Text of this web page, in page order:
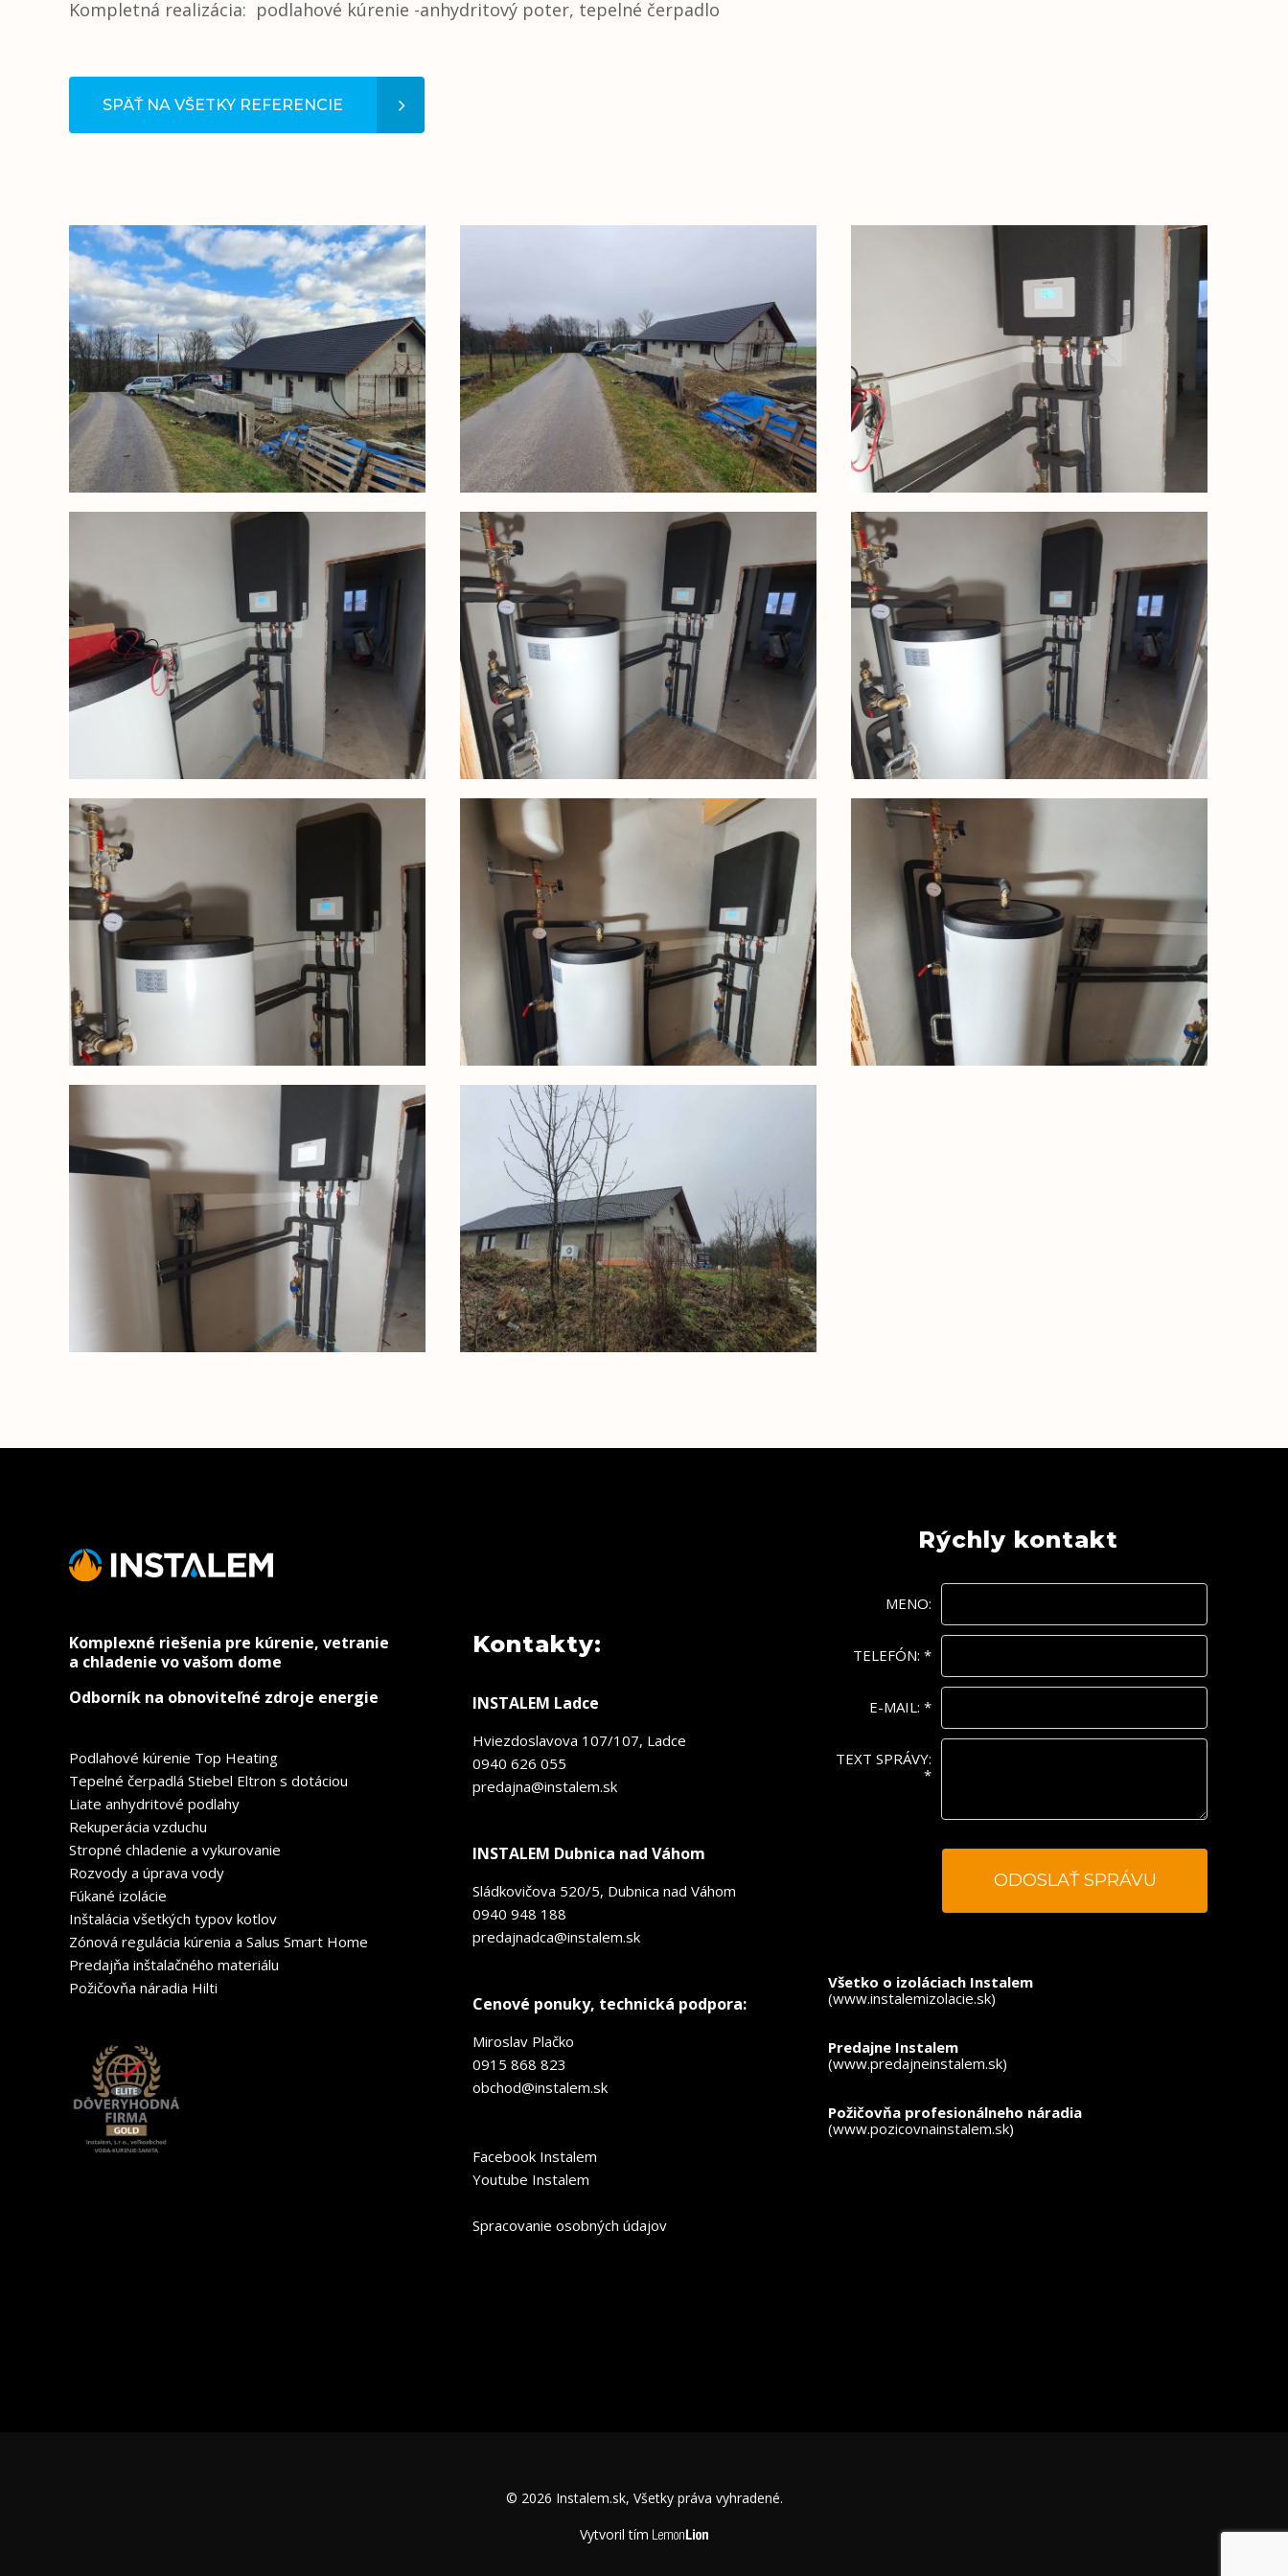
Kompletná realizácia: podlahové kúrenie -anhydritový poter, tepelné čerpadlo
SPÄŤ NA VŠETKY REFERENCIE
Komplexné riešenia pre kúrenie, vetranie
a chladenie vo vašom dome
Odborník na obnoviteľné zdroje energie
Podlahové kúrenie Top Heating
Tepelné čerpadlá Stiebel Eltron s dotáciou
Liate anhydritové podlahy
Rekuperácia vzduchu
Stropné chladenie a vykurovanie
Rozvody a úprava vody
Fúkané izolácie
Inštalácia všetkých typov kotlov
Zónová regulácia kúrenia a Salus Smart Home
Predajňa inštalačného materiálu
Požičovňa náradia Hilti
Kontakty:
INSTALEM Ladce
Hviezdoslavova 107/107, Ladce
0940 626 055
predajna@instalem.sk
INSTALEM Dubnica nad Váhom
Sládkovičova 520/5, Dubnica nad Váhom
0940 948 188
predajnadca@instalem.sk
Cenové ponuky, technická podpora:
Miroslav Plačko
0915 868 823
obchod@instalem.sk
Facebook Instalem
Youtube Instalem
Spracovanie osobných údajov
Rýchly kontakt
MENO:
TELEFÓN: *
E-MAIL: *
TEXT SPRÁVY:
*
Všetko o izoláciach Instalem
(www.instalemizolacie.sk)
Predajne Instalem
(www.predajneinstalem.sk)
Požičovňa profesionálneho náradia
(www.pozicovnainstalem.sk)
© 2026 Instalem.sk, Všetky práva vyhradené.
Vytvoril tím